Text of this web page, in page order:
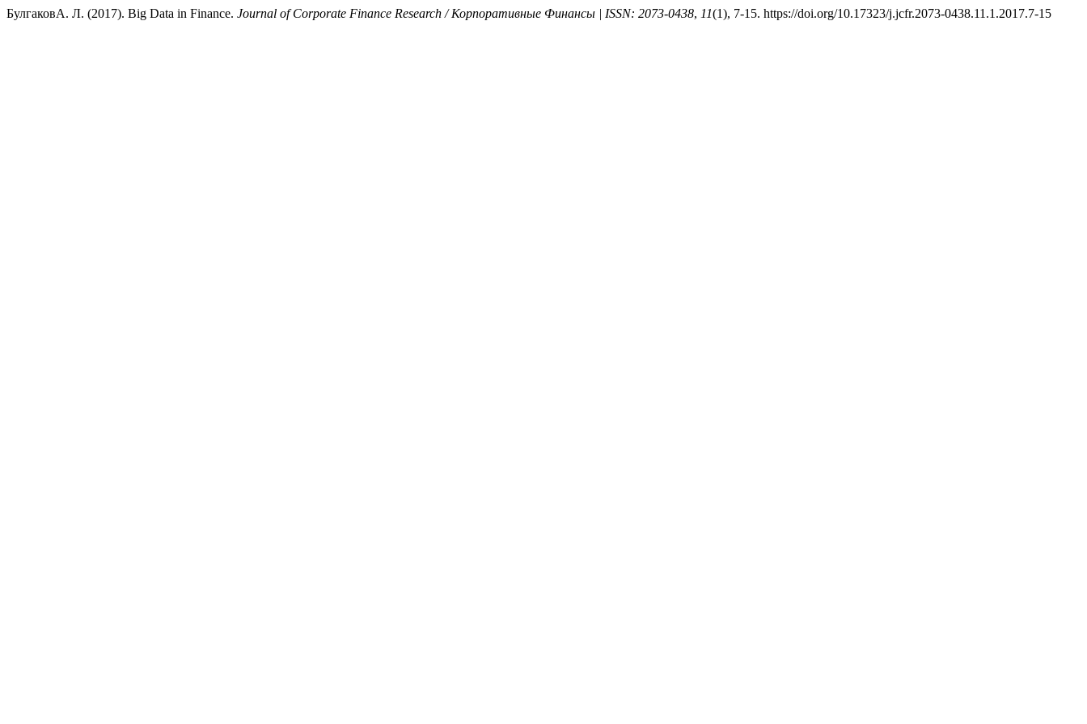
БулгаковА. Л. (2017). Big Data in Finance. Journal of Corporate Finance Research / Корпоративные Финансы | ISSN: 2073-0438, 11(1), 7-15. https://doi.org/10.17323/j.jcfr.2073-0438.11.1.2017.7-15